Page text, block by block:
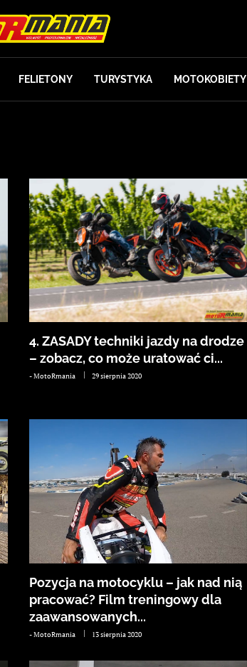
FELIETONY TURYSTYKA MOTOKOBIETY
4. ZASADY techniki jazdy na drodze
– zobacz, co może uratować ci...
-MotoRmania 29 sierpnia 2020
Pozycja na motocyklu – jak nad nią
pracować? Film treningowy dla
zaawansowanych...
-MotoRmania 13 sierpnia 2020